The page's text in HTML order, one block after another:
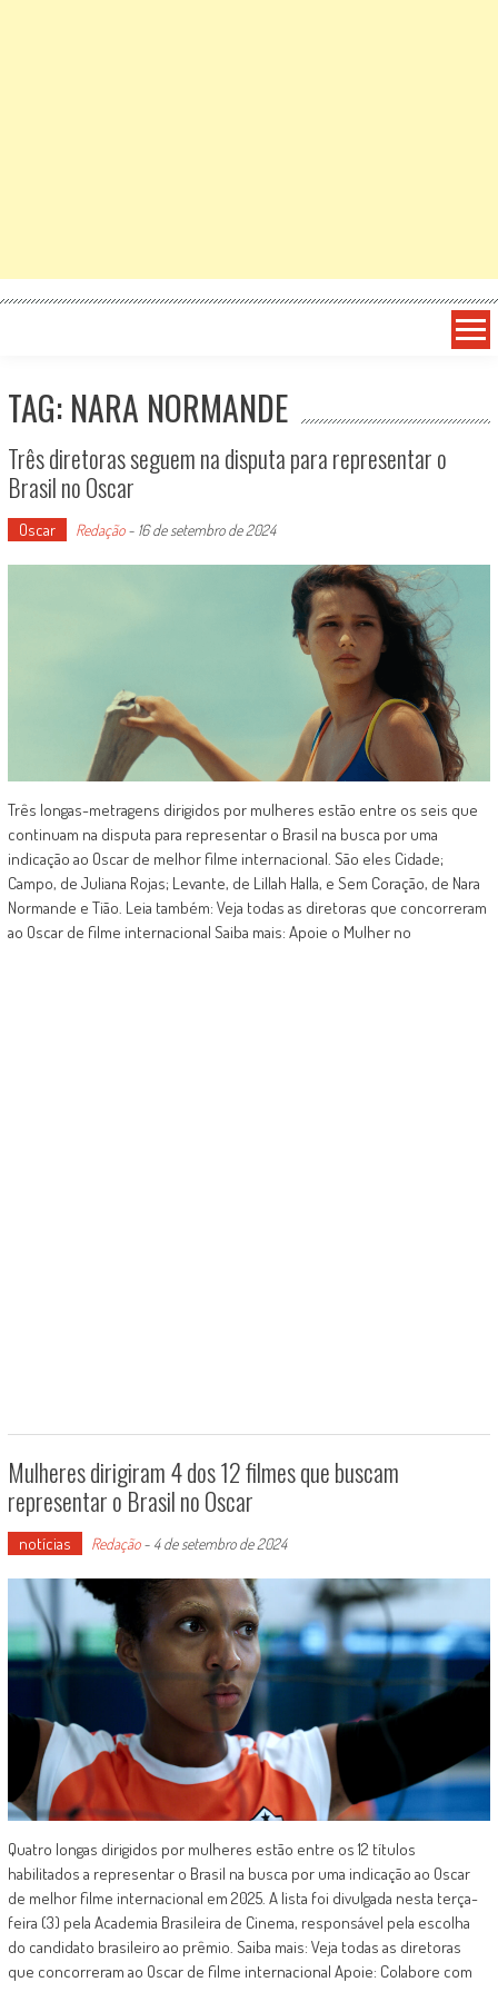
TAG: NARA NORMANDE
Três diretoras seguem na disputa para representar o
Brasil no Oscar
Oscar Redação- 16 de setembro de 2024
Três longas-metragens dirigidos por mulheres estão entre os seis que
continuam na disputa para representar o Brasil na busca por uma
indicação ao Oscar de melhor filme internacional. São eles Cidade;
Campo, de Juliana Rojas; Levante, de Lillah Halla, e Sem Coração, de Nara
Normande e Tião. Leia também: Veja todas as diretoras que concorreram
ao Oscar de filme internacional Saiba mais: Apoie o Mulher no
Mulheres dirigiram 4 dos 12 filmes que buscam
representar o Brasil no Oscar
notícias Redação- 4 de setembro de 2024
Quatro longas dirigidos por mulheres estão entre os 12 títulos
habilitados a representar o Brasil na busca por uma indicação ao Oscar
de melhor filme internacional em 2025. A lista foi divulgada nesta terça-
feira (3) pela Academia Brasileira de Cinema, responsável pela escolha
do candidato brasileiro ao prêmio. Saiba mais: Veja todas as diretoras
que concorreram ao Oscar de filme internacional Apoie: Colabore com